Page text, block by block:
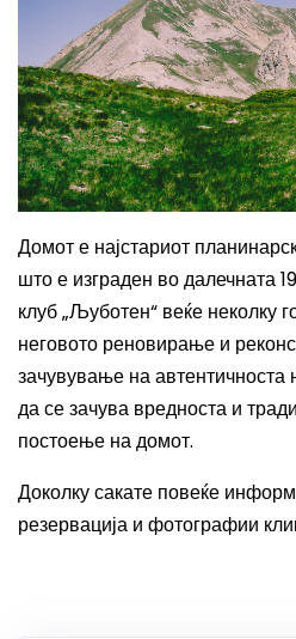
Домот е најстариот
што е изграден во далечната
клуб „Љуботен“ веќе неколку
неговото реновирање и
зачувување на автентичноста
да се зачува вредноста и
постоење на домот.
Доколку сакате повеќе
резервација и фотографии